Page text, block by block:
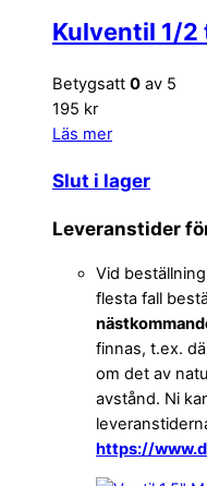
Kulventil 1/2
Betygsatt 0 av 5
195 kr
Läs mer
Slut i lager
Leveranstider
Vid
flesta fall
finnas, t.ex.
om det av
avstånd. Ni
https://